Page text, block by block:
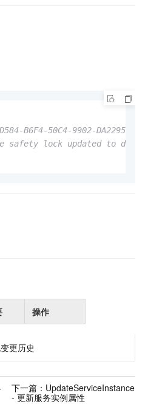
B6F4-50C4-9902-
safety lock updated to
操作
更历史
下一篇： UpdateServiceInstance
- 更新服务实例属性